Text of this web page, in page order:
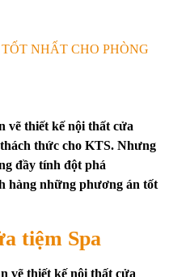
NHẤT CHO PHÒNG
vẽ thiết kế nội thất cửa
thức cho KTS. Nhưng
đầy tính đột phá
hàng những phương án tốt
tiệm Spa
vẽ thiết kế nội thất cửa